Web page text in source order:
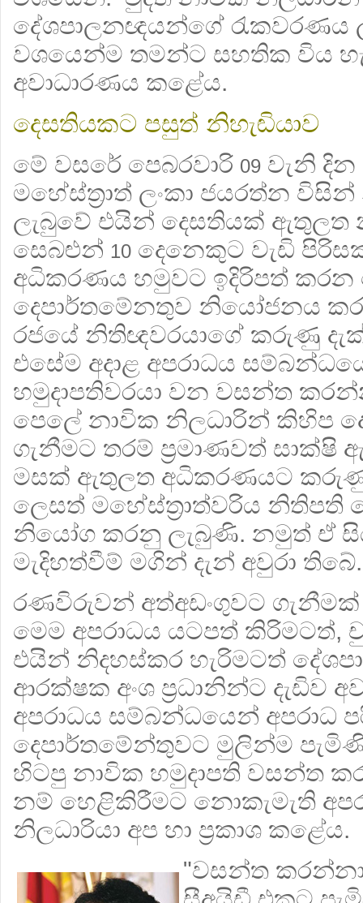
දේශපාලනඥයන්ගේ රැකවරණය
වශයෙන්ම තමන්ට සහතික විය
අවාධාරණය කළේය.
දෙසතියකට පසුත් නිහැඬියාව
මේ වසරේ පෙබරවාරි 09 වැනි
මහේස්ත්‍රාත් ලංකා ජයරත්න
ලැබුවේ එයින් දෙසතියක් ඇතුලත
සෙබළුන් 10 දෙනෙකුට වැඩි
අධිකරණය හමුවට ඉදිරිපත් කරන
දෙපාර්තමේනතුව නියෝජනය
රජයේ නිතිඥවරයාගේ කරුණු
එසේම අදාළ අපරාධය
හමුදාපතිවරයා වන වසන්ත
පෙලේ නාවික නිලධාරින් කිහිප
ගැනීමට තරම් ප්‍රමාණවත් සාක්ෂි
මසක් ඇතුලත අධිකරණයට කරුණු
ලෙසත් මහේස්ත්‍රාත්වරිය නිතිපති
නියෝග කරනු ලැබුණි. නමුත් ඒ
මැදිහත්වීම් මගින් දැන් අවුරා තිබේ.
රණවිරුවන් අත්අඩංගුවට
මෙම අපරාධය යටපත් කිරිමටත්,
එයින් නිදහස්කර හැරිමටත්
ආරක්ෂක අංශ ප්‍රධානින්ට දැඩිව
අපරාධය සම්බන්ධයෙන් අපරාධ
දෙපාර්තමේන්තුවට මුලින්ම
හිටපු නාවික හමුදාපති වසන්ත
නම් හෙළිකිරීමට නොකැමැති
නිලධාරියා අප හා ප්‍රකාශ කළේය.
"වසන්ත